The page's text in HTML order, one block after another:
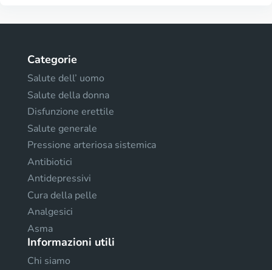
Categorie
Salute dell’ uomo
Salute della donna
Disfunzione erettile
Salute generale
Pressione arteriosa sistemica
Antibiotici
Antidepressivi
Cura della pelle
Analgesici
Asma
Informazioni utili
Chi siamo